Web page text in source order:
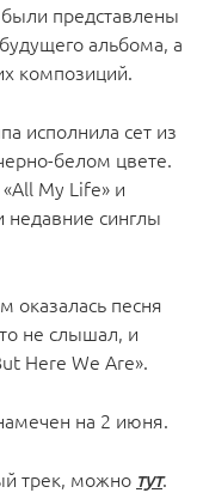
представлены
альбома, а
композиций.
исполнила сет из
белом цвете.
My Life» и
недавние синглы
песня
не слышал, и
Here We Are».
на 2 июня.
трек, можно тут.